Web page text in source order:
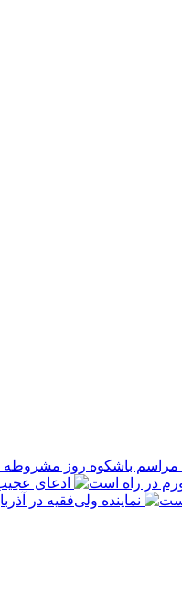
ادعای
نماینده ولی‌فقیه در